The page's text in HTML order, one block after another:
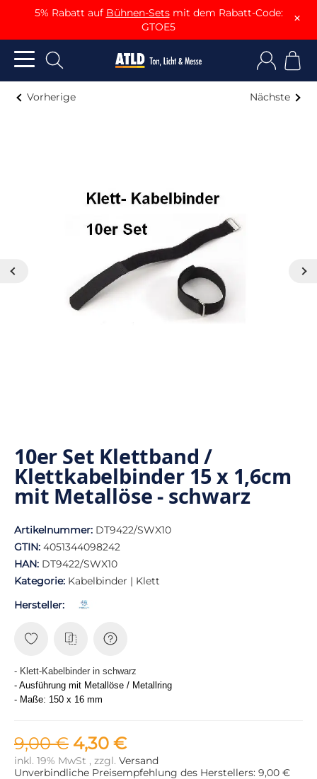
5% Rabatt auf Bühnen-Setsmit dem Rabatt-Code:
GTOE5
×
Vorherige Nächste
10er Set Klettband /
Klettkabelbinder 15 x 1,6cm
mit Metallöse - schwarz
Artikelnummer: DT9422/SWX10
GTIN: 4051344098242
HAN: DT9422/SWX10
Kategorie: Kabelbinder | Klett
Hersteller:
- Klett-Kabelbinder in schwarz
- Ausführung mit Metallöse / Metallring
- Maße: 150 x 16 mm
9,00 € 4,30 €
inkl. 19% MwSt , zzgl. Versand
Unverbindliche Preisempfehlung des Herstellers: 9,00 €